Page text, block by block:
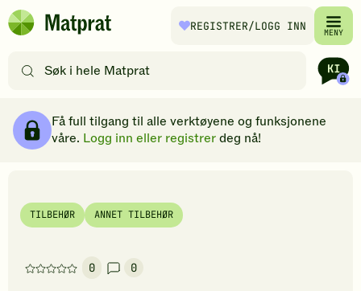
Hopp til hovedinnhold
Matprat
REGISTRER/LOGG INN MENY
etter
filtre
Få full tilgang til alle verktøyene og funksjonene
våre. Logg inn eller registrerdeg nå!
TILBEHØR ANNET TILBEHØR
0
Denne
0